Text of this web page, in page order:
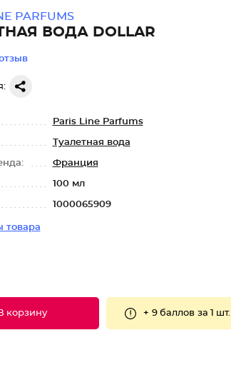
PARFUMS
ВОДА DOLLAR
Paris Line Parfums
Туалетная вода
Франция
100 мл
1000065909
товара
корзину + 9 баллов за 1 шт.